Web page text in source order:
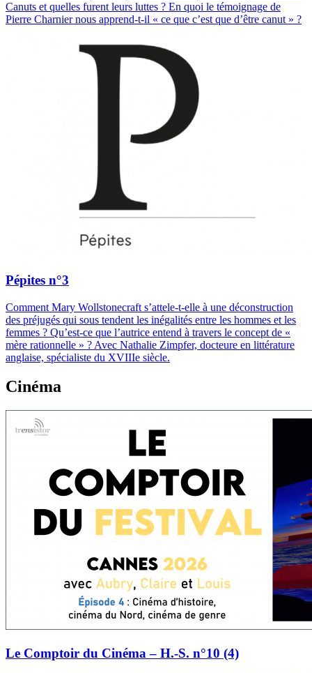
Canuts et quelles furent leurs luttes ? En quoi le témoignage de
Pierre Charnier nous apprend-t-il « ce que c’est que d’être canut » ?
Pépites n°3
Comment Mary Wollstonecraft s’attele-t-elle à une déconstruction
des préjugés qui sous tendent les inégalités entre les hommes et les
femmes ? Qu’est-ce que l’autrice entend à travers le concept de «
mère rationnelle » ? Avec Nathalie Zimpfer, docteure en littérature
anglaise, spécialiste du XVIIIe siècle.
Cinéma
Le Comptoir du Cinéma – H.-S. n°10 (4)